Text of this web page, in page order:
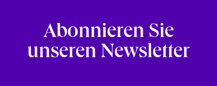
Abonnieren Sie
unseren Newsletter